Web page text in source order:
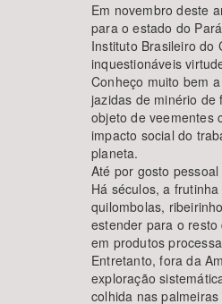
Em novembro deste
para o estado do
Instituto Brasileiro do
inquestionáveis
Conheço muito bem
jazidas de minério de
objeto de veementes
impacto social do
planeta.
Até por gosto
Há séculos, a
quilombolas,
estender para o
em produtos
Entretanto, fora da
exploração
colhida nas